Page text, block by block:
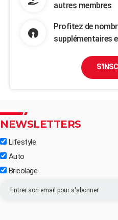
autres membres
Profitez de
supplémentaires
NEWSLETTERS
Lifestyle
Auto
Bricolage